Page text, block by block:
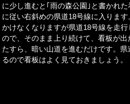
に少し進むと｢雨の森公園｣と書かれ
に従い右斜めの県道18号線に入りま
かけなくなりますが県道18号線を走
ので、そのまま上り続けて、看板が
たすら、暗い山道を進むだけです。
るので看板はよく見ておきましょう。